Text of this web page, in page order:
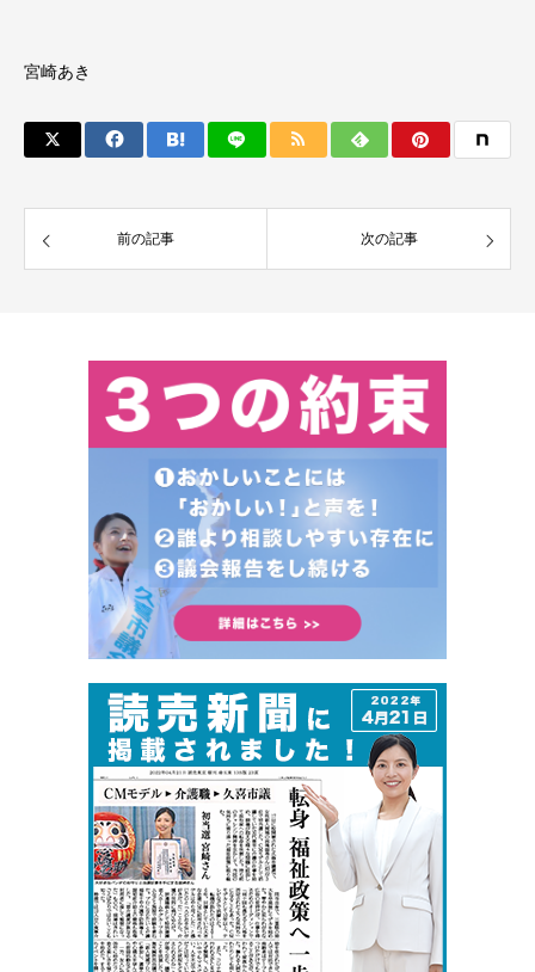
宮崎あき
前の記事 次の記事